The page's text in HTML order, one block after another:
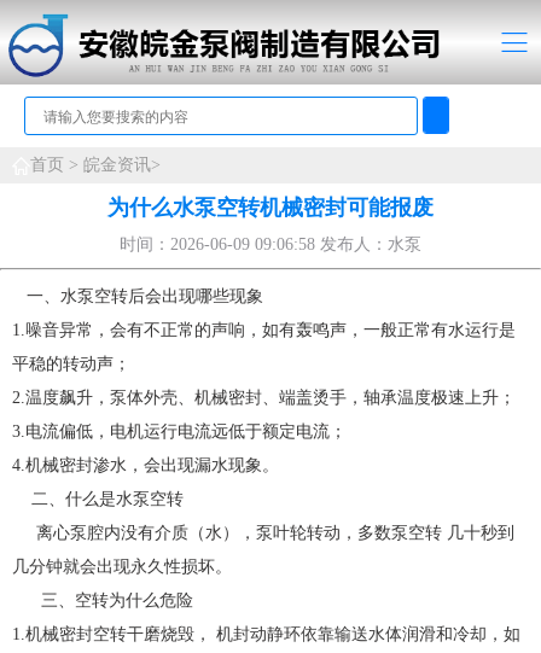
首页 > 皖金资讯>
为什么水泵空转机械密封可能报废
时间：2026-06-09 09:06:58 发布人：水泵
一、水泵空转后会出现哪些现象
1.噪音异常，会有不正常的声响，如有轰鸣声，一般正常有水运行是
平稳的转动声；
2.温度飙升，泵体外壳、机械密封、端盖烫手，轴承温度极速上升；
3.电流偏低，电机运行电流远低于额定电流；
4.机械密封渗水，会出现漏水现象。
二、什么是水泵空转
离心泵腔内没有介质（水），泵叶轮转动，多数泵空转 几十秒到
几分钟就会出现永久性损坏。
三、空转为什么危险
1.机械密封空转干磨烧毁， 机封动静环依靠输送水体润滑和冷却，如